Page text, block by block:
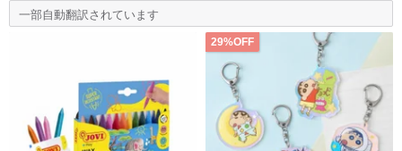
一部自動翻訳されています
29%OFF